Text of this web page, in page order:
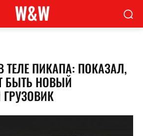
W&W
В ТЕЛЕ ПИКАПА: ПОКАЗАЛ,
БЫТЬ НОВЫЙ